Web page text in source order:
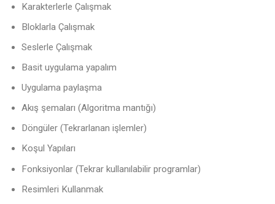
Karakterlerle Çalışmak
Bloklarla Çalışmak
Seslerle Çalışmak
Basit uygulama yapalım
Uygulama paylaşma
Akış şemaları (Algoritma mantığı)
Döngüler (Tekrarlanan işlemler)
Koşul Yapıları
Fonksiyonlar (Tekrar kullanılabilir programlar)
Resimleri Kullanmak